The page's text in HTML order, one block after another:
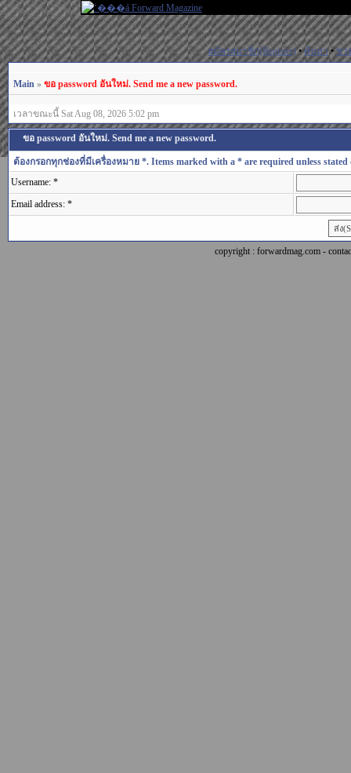
สมัครสมาชิก(Register)•ค้นหา•ช่ว
Main » ขอ password อันใหม่. Send me a new password.
เวลาขณะนี้ Sat Aug 08, 2026 5:02 pm
ขอ password อันใหม่. Send me a new password.
ต้องกรอกทุกช่องที่มีเครื่องหมาย *. Items marked with a * are required unless stated
Username: *
Email address: *
copyright : forwardmag.com -